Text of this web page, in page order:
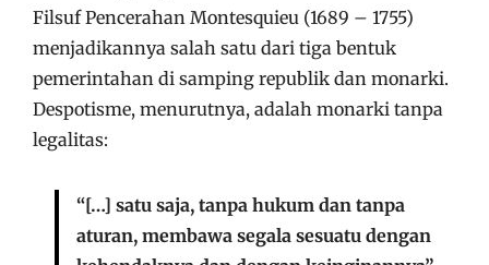
Filsuf Pencerahan Montesquieu (1689 – 1755)
menjadikannya salah satu dari tiga bentuk
pemerintahan di samping republik dan monarki.
Despotisme, menurutnya, adalah monarki tanpa
legalitas:
“[…] satu saja, tanpa hukum dan tanpa
aturan, membawa segala sesuatu dengan